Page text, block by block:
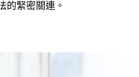
的緊密關連。